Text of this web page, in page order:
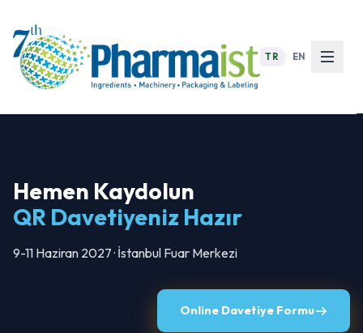
TR EN
Hemen Kaydolun
QR Davetiyeniz Hazır
9-11 Haziran 2027 · İstanbul Fuar Merkezi
Online Davetiye Formu